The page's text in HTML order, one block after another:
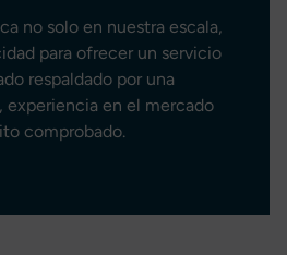
no solo en nuestra escala,
para ofrecer un servicio
respaldado por una
experiencia en el mercado
comprobado.